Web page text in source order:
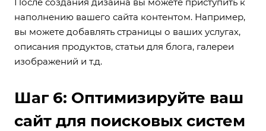
наполнению вашего сайта контентом. Например,
вы можете добавлять страницы о ваших услугах,
описания продуктов, статьи для блога, галереи
изображений и т.д.
Шаг 6: Оптимизируйте ваш
сайт для поисковых систем